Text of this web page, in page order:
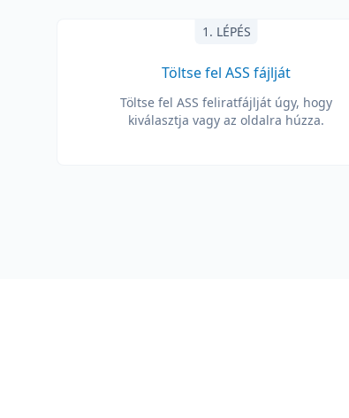
1. LÉPÉS
Töltse fel ASS fájlját
Töltse fel ASS feliratfájlját úgy, hogy
kiválasztja vagy az oldalra húzza.